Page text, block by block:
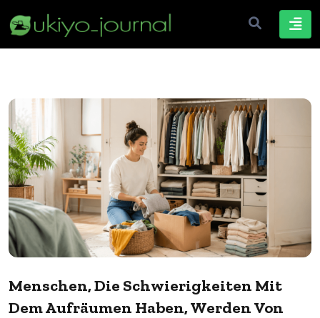
Menschen, Die Schwierigkeiten Mit
Dem Aufräumen Haben, Werden Von